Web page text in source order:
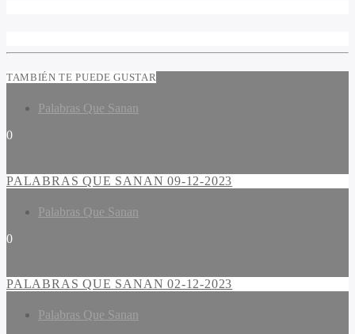
TAMBIÉN TE PUEDE GUSTAR
Palabras Que Sanan
0
PALABRAS QUE SANAN 09-12-2023
Palabras Que Sanan
0
PALABRAS QUE SANAN 02-12-2023
Palabras Que Sanan